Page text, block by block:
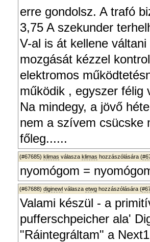
erre gondolsz. A trafó
3,75 A szekunder
V-al is át kellene
mozgását kézzel
elektromos
működik , egyszer félig
Na mindegy, a jövő
nem a szívem csücske
főleg......
(#67685) klimas válasza klimas hozzászólására (
nyomógom =
(#67688) diginewl válasza etwg hozzászólására (
Valami készül - a
pufferschpeicher ala'
"Ráintegráltam" a